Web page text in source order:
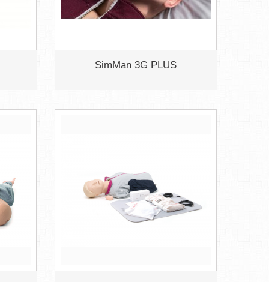
SimMan 3G PLUS